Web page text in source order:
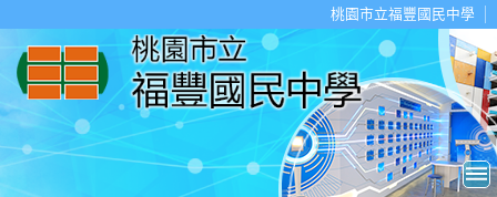
桃園市立福豐國民中學